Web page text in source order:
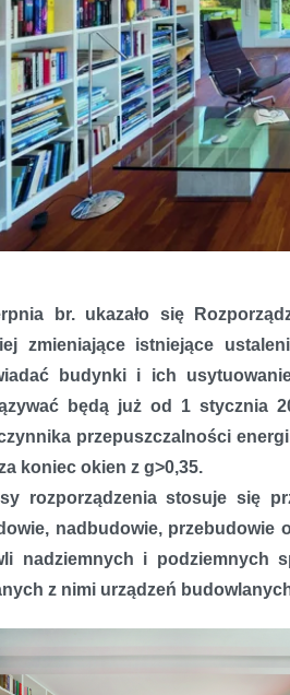
br. ukazało się
zmieniające istniejące
budynki i ich
będą już od 1 stycznia
przepuszczalności
koniec okien z g>0,35.
rozporządzenia stosuje się
nadbudowie, przebudowie
nadziemnych i podziemnych
z nimi urządzeń